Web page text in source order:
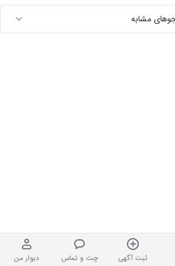
ثبت آگهی چت و تماس دیوار من
مشابه